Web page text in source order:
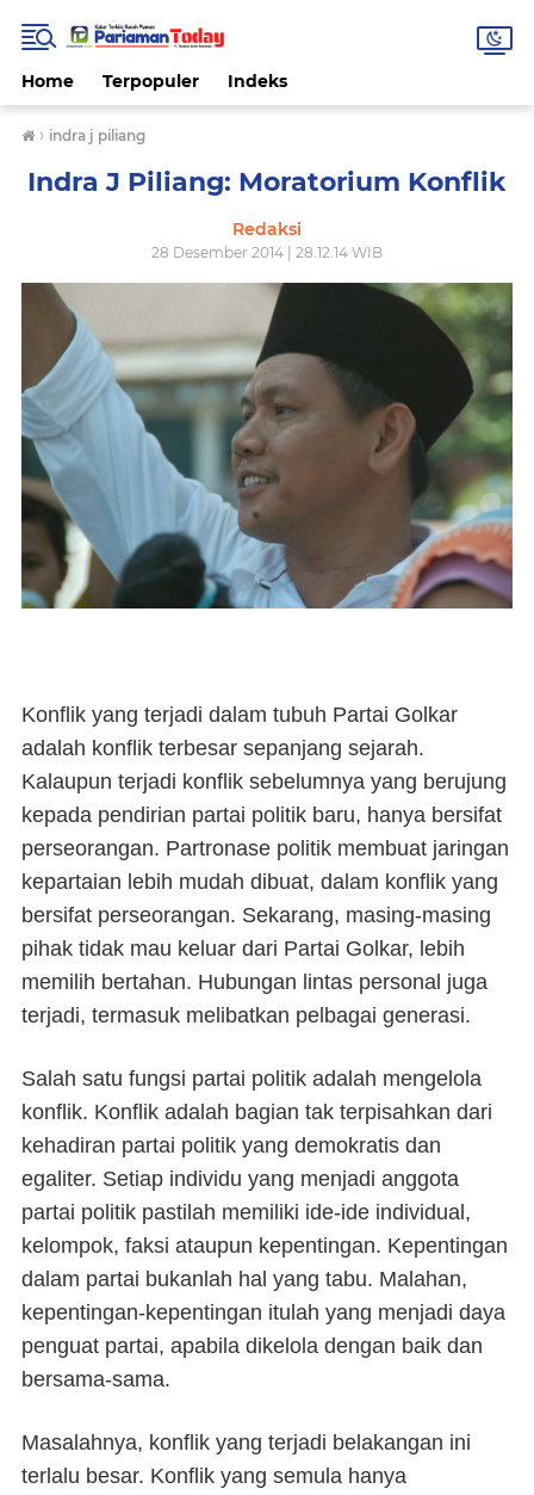
Home Terpopuler Indeks
› indra j piliang
Indra J Piliang: Moratorium Konflik
Redaksi
28 Desember 2014 | 28.12.14 WIB
Konflik yang terjadi dalam tubuh Partai Golkar
adalah konflik terbesar sepanjang sejarah.
Kalaupun terjadi konflik sebelumnya yang berujung
kepada pendirian partai politik baru, hanya bersifat
perseorangan. Partronase politik membuat jaringan
kepartaian lebih mudah dibuat, dalam konflik yang
bersifat perseorangan. Sekarang, masing-masing
pihak tidak mau keluar dari Partai Golkar, lebih
memilih bertahan. Hubungan lintas personal juga
terjadi, termasuk melibatkan pelbagai generasi.
Salah satu fungsi partai politik adalah mengelola
konflik. Konflik adalah bagian tak terpisahkan dari
kehadiran partai politik yang demokratis dan
egaliter. Setiap individu yang menjadi anggota
partai politik pastilah memiliki ide-ide individual,
kelompok, faksi ataupun kepentingan. Kepentingan
dalam partai bukanlah hal yang tabu. Malahan,
kepentingan-kepentingan itulah yang menjadi daya
penguat partai, apabila dikelola dengan baik dan
bersama-sama.
Masalahnya, konflik yang terjadi belakangan ini
terlalu besar. Konflik yang semula hanya